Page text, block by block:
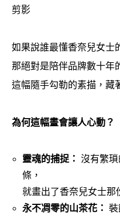
剪影
如果說誰最懂香奈兒女士
那絕對是陪伴品牌數十年
這幅隨手勾勒的素描，藏
為何這幅畫會讓人心動？
靈魂的捕捉： 沒有繁
條，
就畫出了香奈兒女士那
永不凋零的山茶花： 裝